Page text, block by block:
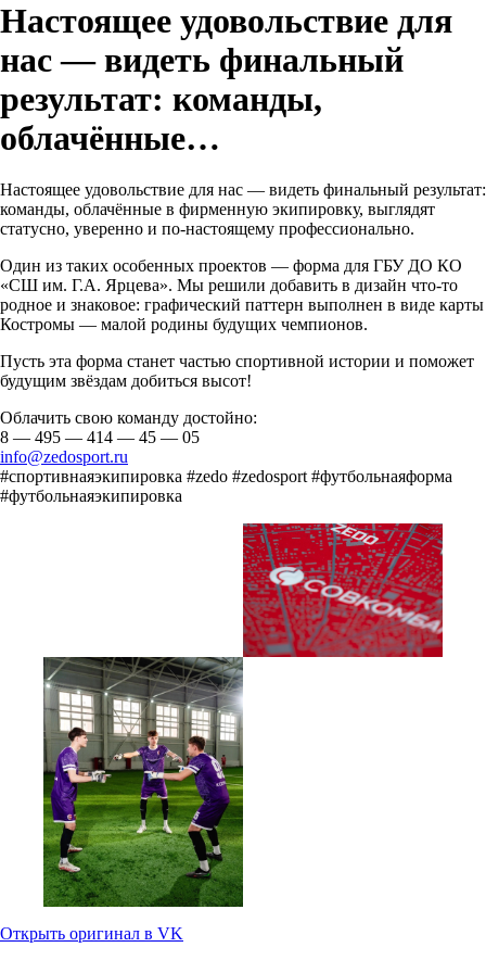
Настоящее удовольствие для
нас — видеть финальный
результат: команды,
облачённые…
Настоящее удовольствие для нас — видеть финальный результат:
команды, облачённые в фирменную экипировку, выглядят
статусно, уверенно и по‑настоящему профессионально.
Один из таких особенных проектов — форма для ГБУ ДО КО
«СШ им. Г.А. Ярцева». Мы решили добавить в дизайн что‑то
родное и знаковое: графический паттерн выполнен в виде карты
Костромы — малой родины будущих чемпионов.
Пусть эта форма станет частью спортивной истории и поможет
будущим звёздам добиться высот!
Облачить свою команду достойно:
8 — 495 — 414 — 45 — 05
info@zedosport.ru
#спортивнаяэкипировка #zedo #zedosport #футбольнаяформа
#футбольнаяэкипировка
Открыть оригинал в VK